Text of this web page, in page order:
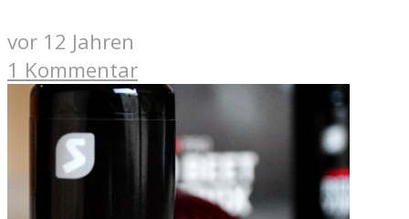
vor 12 Jahren
1 Kommentar